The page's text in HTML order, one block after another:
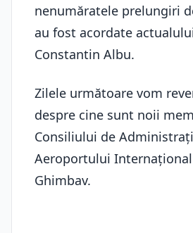
nenumăratele prelungiri
au fost acordate
Constantin Albu.
Zilele următoare vom
despre cine sunt noii
Consiliului de
Aeroportului
Ghimbav.